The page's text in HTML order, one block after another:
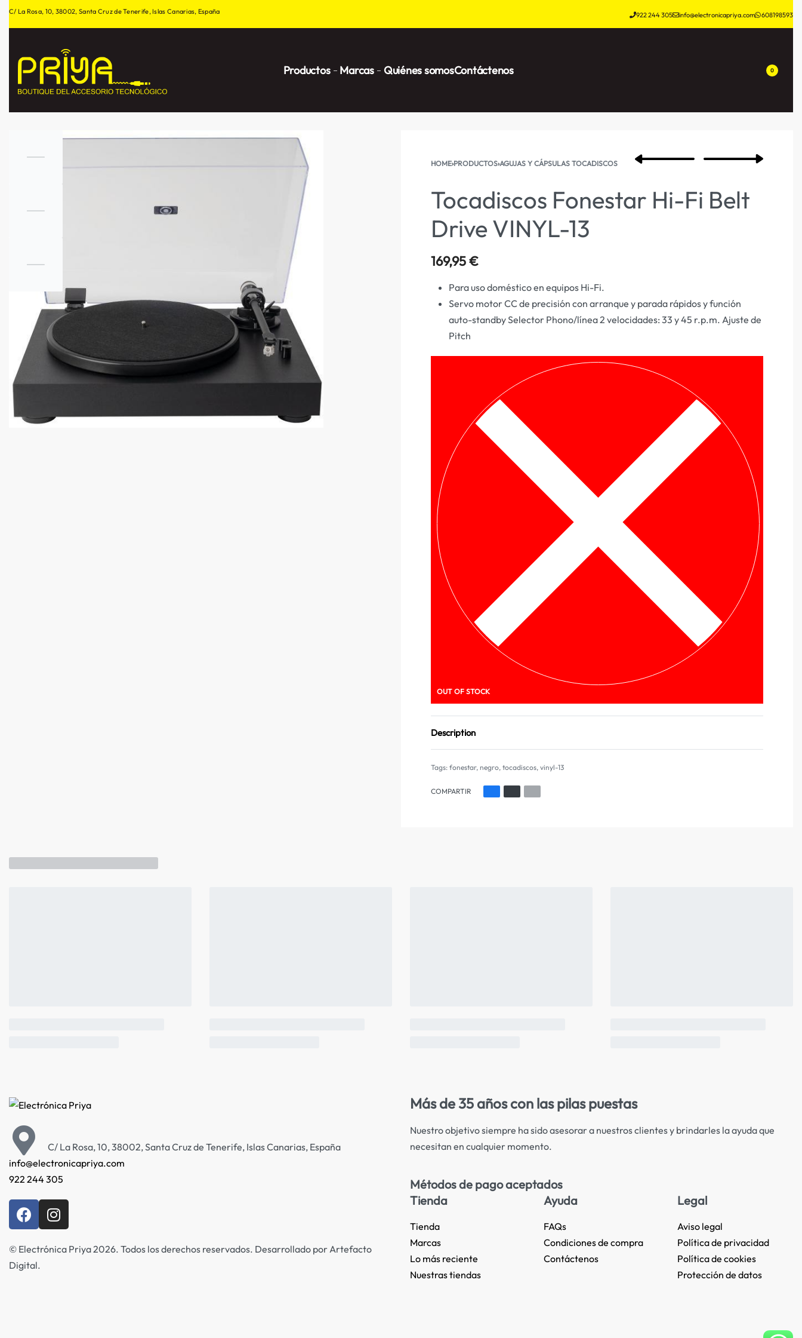
C/ La Rosa, 10, 38002, Santa Cruz de Tenerife, Islas Canarias, España 922 244 305 info@electronicapriya.com 608198593
Productos Marcas Quiénes somosContáctenos 0
HOME›PRODUCTOS›AGUJAS Y CÁPSULAS TOCADISCOS
Tocadiscos Fonestar Hi-Fi Belt
Drive VINYL-13
169,95€
Para uso doméstico en equipos Hi-Fi.
Servo motor CC de precisión con arranque y parada rápidos y función
auto-standby Selector Phono/línea 2 velocidades: 33 y 45 r.p.m. Ajuste de
Pitch
OUT OF STOCK
Description
Tags: fonestar, negro, tocadiscos, vinyl-13
COMPARTIR
C/ La Rosa, 10, 38002, Santa Cruz de Tenerife, Islas Canarias, España
info@electronicapriya.com
922 244 305
© Electrónica Priya 2026. Todos los derechos reservados. Desarrollado por Artefacto
Digital.
Más de 35 años con las pilas puestas
Nuestro objetivo siempre ha sido asesorar a nuestros clientes y brindarles la ayuda que
necesitan en cualquier momento.
Métodos de pago aceptados
Tienda
Tienda
Marcas
Lo más reciente​
Nuestras tiendas​
Ayuda
FAQs
Condiciones de compra
Contáctenos
Legal
Aviso legal
Política de privacidad
Política de cookies
Protección de datos